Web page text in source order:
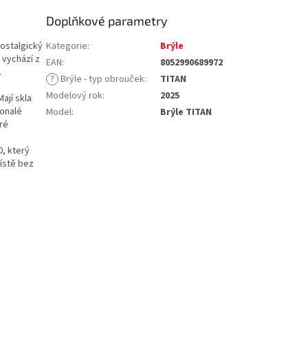
z
skla
který
bez
Doplňkové parametry
Kategorie:
Brýle
EAN:
8052990689972
? Brýle - typ obrouček:
TITAN
Modelový rok:
2025
Model: Brýle TITAN